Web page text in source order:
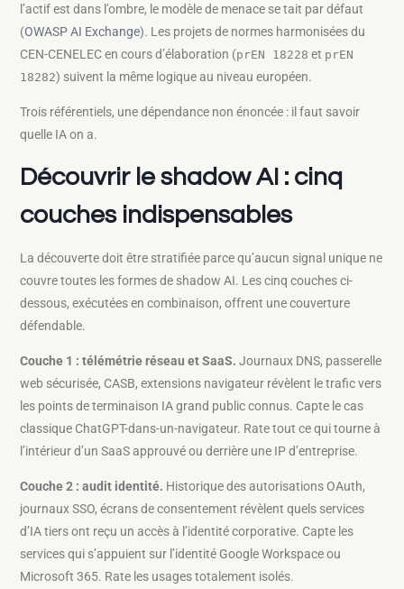
l’actif est dans l’ombre, le modèle de menace se tait par défaut
(OWASP AI Exchange). Les projets de normes harmonisées du
CEN-CENELEC en cours d’élaboration (prEN 18228 et prEN
18282) suivent la même logique au niveau européen.
Trois référentiels, une dépendance non énoncée : il faut savoir
quelle IA on a.
Découvrir le shadow AI : cinq
couches indispensables
La découverte doit être stratifiée parce qu’aucun signal unique ne
couvre toutes les formes de shadow AI. Les cinq couches ci-
dessous, exécutées en combinaison, offrent une couverture
défendable.
Couche 1 : télémétrie réseau et SaaS. Journaux DNS, passerelle
web sécurisée, CASB, extensions navigateur révèlent le trafic vers
les points de terminaison IA grand public connus. Capte le cas
classique ChatGPT-dans-un-navigateur. Rate tout ce qui tourne à
l’intérieur d’un SaaS approuvé ou derrière une IP d’entreprise.
Couche 2 : audit identité. Historique des autorisations OAuth,
journaux SSO, écrans de consentement révèlent quels services
d’IA tiers ont reçu un accès à l’identité corporative. Capte les
services qui s’appuient sur l’identité Google Workspace ou
Microsoft 365. Rate les usages totalement isolés.